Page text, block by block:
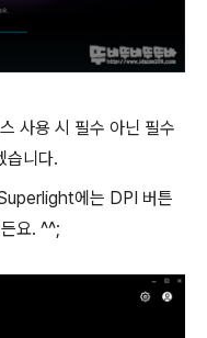
사용 시 필수 아닌 필수
습니다.
에는 DPI 버튼
요. ^^;